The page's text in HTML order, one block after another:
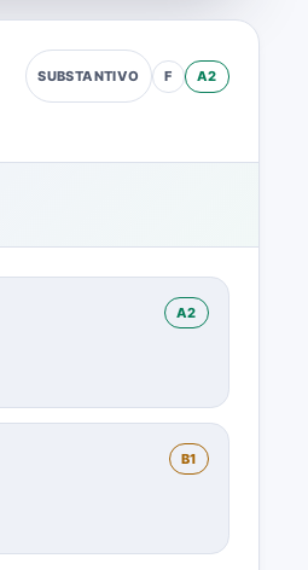
SUBSTANTIVO F A2
A2
B1